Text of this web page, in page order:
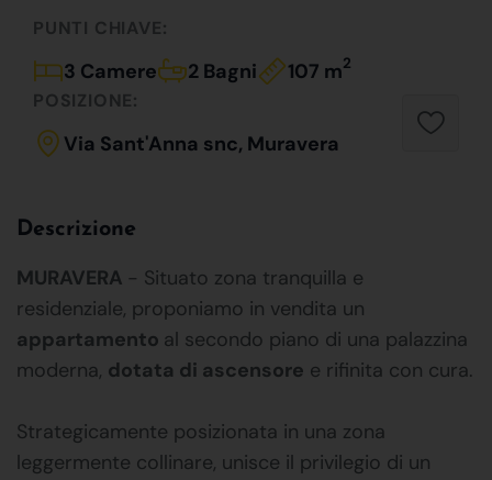
PUNTI CHIAVE:
3 Camere 2 Bagni 107 m2
POSIZIONE:
Via Sant'Anna snc, Muravera
Descrizione
MURAVERA - Situato zona tranquilla e
residenziale, proponiamo in vendita un
appartamento al secondo piano di una palazzina
moderna, dotata di ascensore e rifinita con cura.
Strategicamente posizionata in una zona
leggermente collinare, unisce il privilegio di un